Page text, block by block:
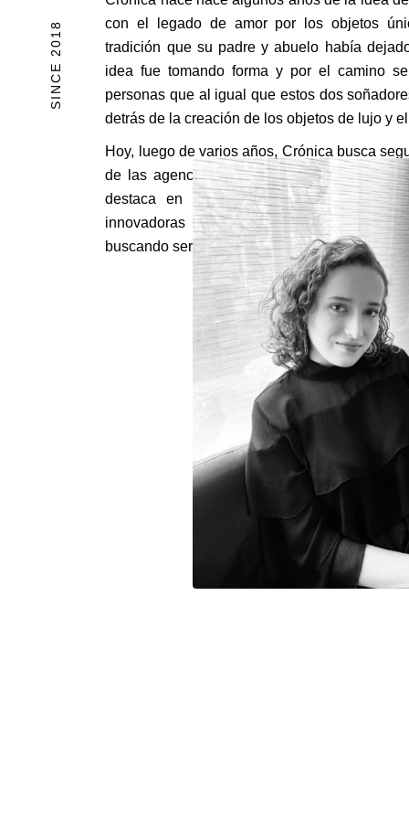
SINCE 2018
con el legado de amor por los objetos
tradición que su padre y abuelo había
idea fue tomando forma y por el camino
personas que al igual que estos dos
detrás de la creación de los objetos de lujo y
Hoy, luego de varios años, Crónica busca
de las agencias de management de
destaca en el mercado local e
innovadoras y consientes de los retos
buscando ser disruptivos y agresivos con el